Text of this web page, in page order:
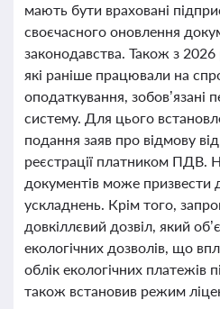
мають бути враховані
своєчасного оновлення
законодавства. Також з 2026
які раніше працювали на
оподаткування, зобов’язані
систему. Для цього
подання заяв про відмову
реєстрації платником ПДВ.
документів може призвести
ускладнень. Крім того,
довкіллєвий дозвіл, який
екологічних дозволів, що
облік екологічних платежів
також встановив режим